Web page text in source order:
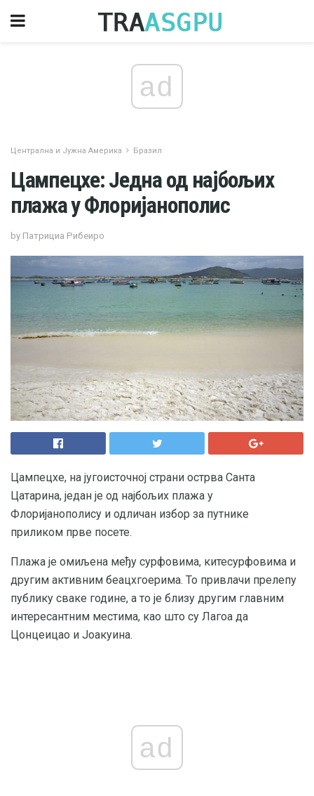
ad
Централна и Јужна Америка Бразил
Цампецхе: Једна од најбољих
плажа у Флоријанополис
by Патрициа Рибеиро
Цампецхе, на југоисточној страни острва Санта
Цатарина, један је од најбољих плажа у
Флоријанополису и одличан избор за путнике
приликом прве посете.
Плажа је омиљена међу сурфовима, китесурфовима и
другим активним беацхгоерима. То привлачи прелепу
публику сваке године, а то је близу другим главним
интересантним местима, као што су Лагоа да
Цонцеицао и Јоакуина.
ad